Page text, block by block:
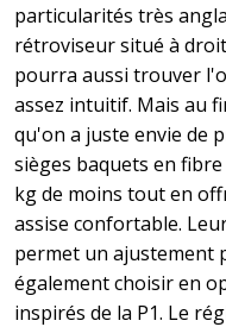
particularités très
rétroviseur situé à
pourra aussi trouver
assez intuitif. Mais au
qu'on a juste envie de
sièges baquets en
kg de moins tout en
assise confortable.
permet un ajustement
également choisir en
inspirés de la P1. Le